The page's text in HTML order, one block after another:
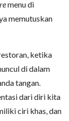
menu di
memutuskan
ketika
di dalam
tangan.
dari diri kita
ciri khas, dan